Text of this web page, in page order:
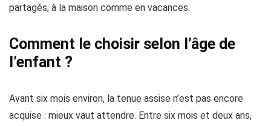
partagés, à la maison comme en vacances.
Comment le choisir selon l’âge de
l’enfant ?
Avant six mois environ, la tenue assise n’est pas encore
acquise : mieux vaut attendre. Entre six mois et deux ans,